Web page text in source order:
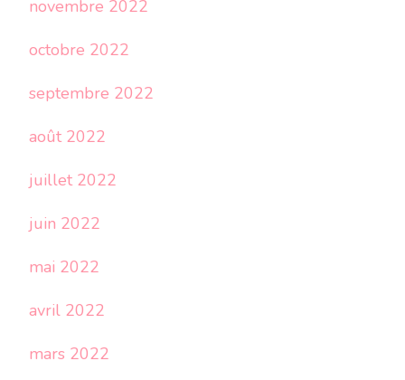
novembre 2022
octobre 2022
septembre 2022
août 2022
juillet 2022
juin 2022
mai 2022
avril 2022
mars 2022